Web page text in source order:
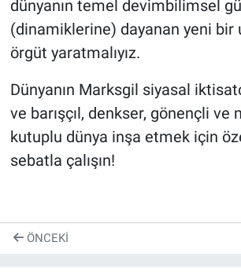
dünyanın temel devimbilimsel
(dinamiklerine) dayanan yeni bir
örgüt yaratmalıyız.
Dünyanın Marksgil siyasal
ve barışçıl, denkser, gönençli ve
kutuplu dünya inşa etmek için
sebatla çalışın!
ÖNCEKI